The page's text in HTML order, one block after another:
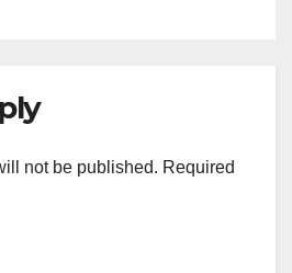
not be published. Required